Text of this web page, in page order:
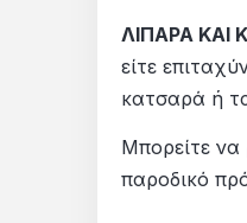
ΛΙΠΑΡΑ ΚΑΙ
είτε
κατσαρά ή
Μπορείτε
παροδικό